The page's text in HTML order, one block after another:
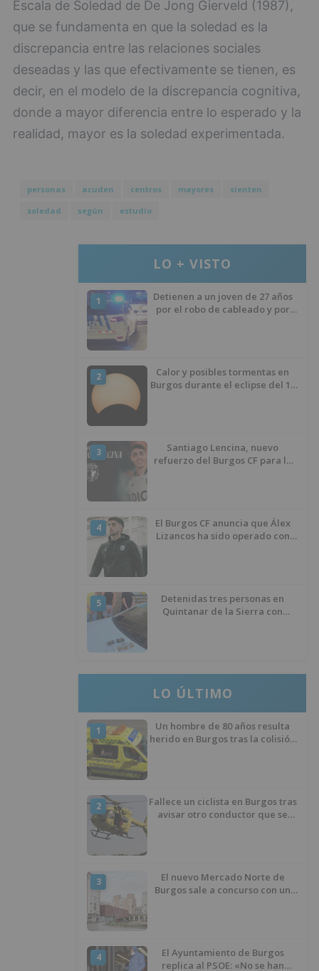
Escala de Soledad de De Jong Gierveld (1987),
que se fundamenta en que la soledad es la
discrepancia entre las relaciones sociales
deseadas y las que efectivamente se tienen, es
decir, en el modelo de la discrepancia cognitiva,
donde a mayor diferencia entre lo esperado y la
realidad, mayor es la soledad experimentada.
personas acuden centros mayores
sienten
soledad
según estudio
LO + VISTO
1
Detienen a un joven de 27 años
por el robo de cableado y por
2
Calor y posibles tormentas en
Burgos durante el eclipse del 12
3
Santiago Lencina, nuevo
refuerzo del Burgos CF para la
4
El Burgos CF anuncia que Álex
Lizancos ha sido operado con
5
Detenidas tres personas en
Quintanar de la Sierra con
LO ÚLTIMO
1
Un hombre de 80 años resulta
herido en Burgos tras la colisión
2
Fallece un ciclista en Burgos tras
avisar otro conductor que se
3
El nuevo Mercado Norte de
Burgos sale a concurso con un
4
El Ayuntamiento de Burgos
replica al PSOE: «No se han